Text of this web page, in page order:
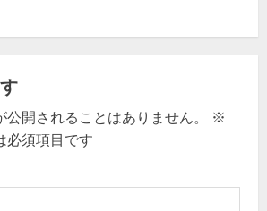
開されることはありません。
※
必須項目です